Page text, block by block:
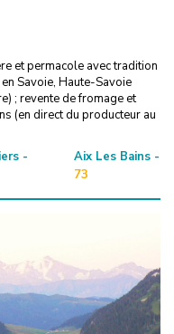
et permacole avec tradition
Savoie, Haute-Savoie
; revente de fromage et
(en direct du producteur au
-
Aix Les Bains -
73